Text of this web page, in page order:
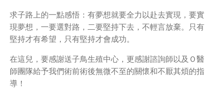
求子路上的一點感悟：有夢想就要全力以赴去實現，要實
現夢想，一要選對路，二要堅持下去，不輕言放棄。只有
堅持才有希望，只有堅持才會成功。
在這兒，要感謝送子鳥生殖中心，更感謝諮詢師以及Ｏ醫
師團隊給予我們術前術後無微不至的關懷和不厭其煩的指
導！